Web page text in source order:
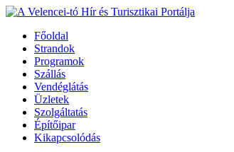
Főoldal
Strandok
Programok
Szállás
Vendéglátás
Üzletek
Szolgáltatás
Építőipar
Kikapcsolódás